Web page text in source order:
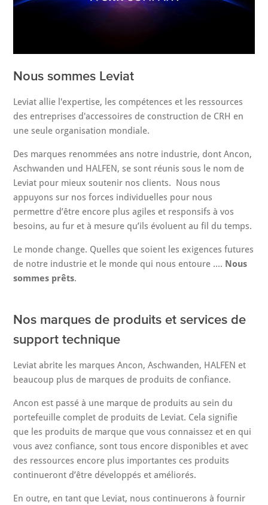
Nous sommes Leviat
Leviat allie l'expertise, les compétences et les ressources
des entreprises d'accessoires de construction de CRH en
une seule organisation mondiale.
Des marques renommées ans notre industrie, dont Ancon,
Aschwanden und HALFEN, se sont réunis sous le nom de
Leviat pour mieux soutenir nos clients. Nous nous
appuyons sur nos forces individuelles pour nous
permettre d’être encore plus agiles et responsifs à vos
besoins, au fur et à mesure qu’ils évoluent au fil du temps.
Le monde change. Quelles que soient les exigences futures
de notre industrie et le monde qui nous entoure .... Nous
sommes prêts.
Nos marques de produits et services de
support technique
Leviat abrite les marques Ancon, Aschwanden, HALFEN et
beaucoup plus de marques de produits de confiance.
Ancon est passé à une marque de produits au sein du
portefeuille complet de produits de Leviat. Cela signifie
que les produits de marque que vous connaissez et en qui
vous avez confiance, sont tous encore disponibles et avec
des ressources encore plus importantes ces produits
continueront d’être développés et améliorés.
En outre, en tant que Leviat, nous continuerons à fournir